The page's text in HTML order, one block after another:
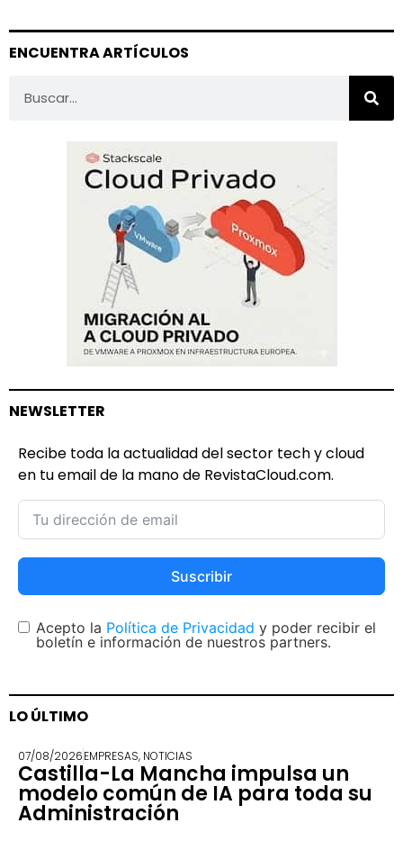
ENCUENTRA ARTÍCULOS
NEWSLETTER
Recibe toda la actualidad del sector tech y cloud
en tu email de la mano de RevistaCloud.com.
Suscribir
Acepto la Política de Privacidad y poder recibir el
boletín e información de nuestros partners.
LO ÚLTIMO
07/08/2026EMPRESAS, NOTICIAS
Castilla-La Mancha impulsa un
modelo común de IA para toda su
Administración